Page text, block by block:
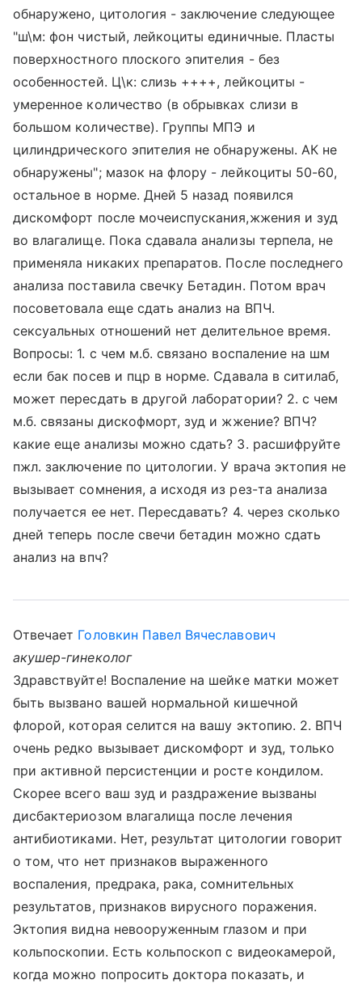
обнаружено, цитология - заключение следующее
"ш\м: фон чистый, лейкоциты единичные. Пласты
поверхностного плоского эпителия - без
особенностей. Ц\к: слизь ++++, лейкоциты -
умеренное количество (в обрывках слизи в
большом количестве). Группы МПЭ и
цилиндрического эпителия не обнаружены. АК не
обнаружены"; мазок на флору - лейкоциты 50-60,
остальное в норме. Дней 5 назад появился
дискомфорт после мочеиспускания,жжения и зуд
во влагалище. Пока сдавала анализы терпела, не
применяла никаких препаратов. После последнего
анализа поставила свечку Бетадин. Потом врач
посоветовала еще сдать анализ на ВПЧ.
сексуальных отношений нет делительное время.
Вопросы: 1. с чем м.б. связано воспаление на шм
если бак посев и пцр в норме. Сдавала в ситилаб,
может пересдать в другой лаборатории? 2. с чем
м.б. связаны дискофморт, зуд и жжение? ВПЧ?
какие еще анализы можно сдать? 3. расшифруйте
пжл. заключение по цитологии. У врача эктопия не
вызывает сомнения, а исходя из рез-та анализа
получается ее нет. Пересдавать? 4. через сколько
дней теперь после свечи бетадин можно сдать
анализ на впч?
Отвечает Головкин Павел Вячеславович
акушер-гинеколог
Здравствуйте! Воспаление на шейке матки может
быть вызвано вашей нормальной кишечной
флорой, которая селится на вашу эктопию. 2. ВПЧ
очень редко вызывает дискомфорт и зуд, только
при активной персистенции и росте кондилом.
Скорее всего ваш зуд и раздражение вызваны
дисбактериозом влагалища после лечения
антибиотиками. Нет, результат цитологии говорит
о том, что нет признаков выраженного
воспаления, предрака, рака, сомнительных
результатов, признаков вирусного поражения.
Эктопия видна невооруженным глазом и при
кольпоскопии. Есть кольпоскоп с видеокамерой,
когда можно попросить доктора показать, и